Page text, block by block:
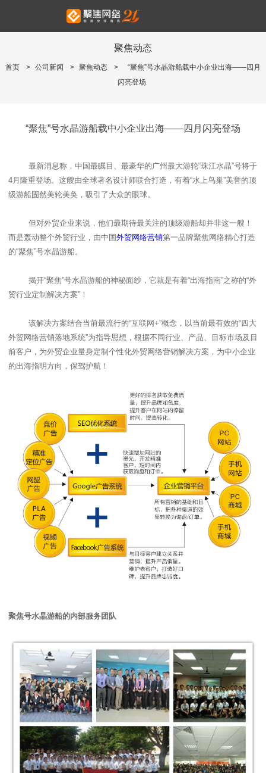
聚焦动态
首页 > 公司新闻 > 聚焦动态 >
“聚焦”号水晶游船载中小企业出海——四月
闪亮登场
“聚焦”号水晶游船载中小企业出海——四月闪亮登场
最新消息称，中国最瞩目、最豪华的广州最大游轮“珠江水晶”号将于
4月隆重登场。这艘由全球著名设计师联合打造，有着“水上鸟巢”美誉的顶
级游船固然美轮美奂，吸引了大众的眼球。
但对外贸企业来说，他们最期待最关注的顶级游船却并非这一艘！
而是轰动整个外贸行业，由中国外贸网络营销第一品牌聚焦网络精心打造
的“聚焦”号水晶游船。
揭开“聚焦”号水晶游船的神秘面纱，它就是有着“出海指南”之称的“外
贸行业定制解决方案”！
该解决方案结合当前最流行的“互联网+”概念，以当前最有效的“四大
外贸网络营销落地系统”为指导思想，根据不同行业、产品、目标市场及目
前客户，为外贸企业量身定制个性化外贸网络营销解决方案，为中小企业
的出海指明方向，保驾护航！
聚焦号水晶游船的内部服务团队